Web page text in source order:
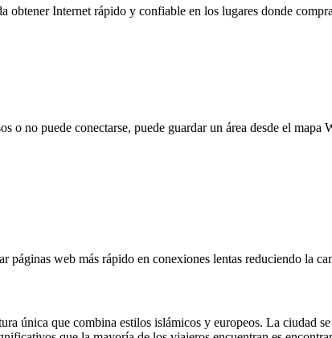
obtener Internet rápido y confiable en los lugares donde
o no puede conectarse, puede guardar un área desde el mapa
web más rápido en conexiones lentas reduciendo la
única que combina estilos islámicos y europeos. La ciudad